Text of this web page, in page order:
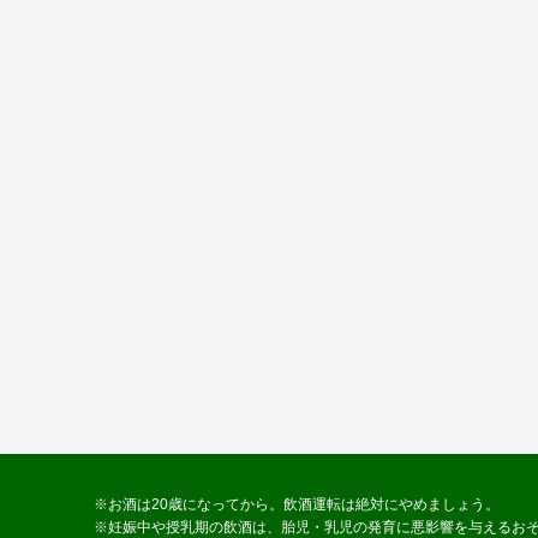
※お酒は20歳になってから。飲酒運転は絶対にやめましょう。
※妊娠中や授乳期の飲酒は、胎児・乳児の発育に悪影響を与えるお